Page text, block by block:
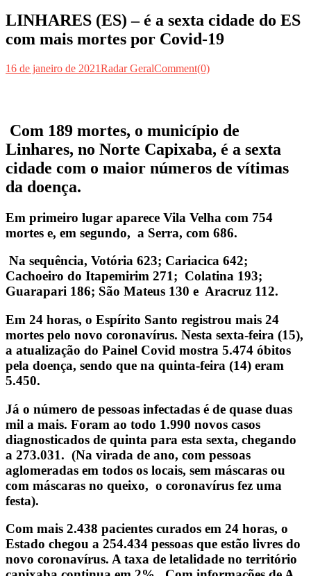
LINHARES (ES) – é a sexta cidade do ES
com mais mortes por Covid-19
16 de janeiro de 2021Radar GeralComment(0)
Com 189 mortes, o município de
Linhares, no Norte Capixaba, é a sexta
cidade com o maior números de vítimas
da doença.
Em primeiro lugar aparece Vila Velha com 754
mortes e, em segundo, a Serra, com 686.
Na sequência, Votória 623; Cariacica 642;
Cachoeiro do Itapemirim 271; Colatina 193;
Guarapari 186; São Mateus 130 e Aracruz 112.
Em 24 horas, o Espírito Santo registrou mais 24
mortes pelo novo coronavírus. Nesta sexta-feira (15),
a atualização do Painel Covid mostra 5.474 óbitos
pela doença, sendo que na quinta-feira (14) eram
5.450.
Já o número de pessoas infectadas é de quase duas
mil a mais. Foram ao todo 1.990 novos casos
diagnosticados de quinta para esta sexta, chegando
a 273.031. (Na virada de ano, com pessoas
aglomeradas em todos os locais, sem máscaras ou
com máscaras no queixo, o coronavírus fez uma
festa).
Com mais 2.438 pacientes curados em 24 horas, o
Estado chegou a 254.434 pessoas que estão livres do
novo coronavírus. A taxa de letalidade no território